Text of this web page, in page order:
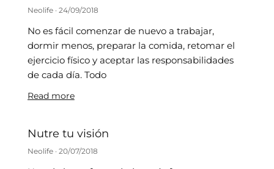
Neolife 24/09/2018
No es fácil comenzar de nuevo a trabajar,
dormir menos, preparar la comida, retomar el
ejercicio físico y aceptar las responsabilidades
de cada día. Todo
Read more
Nutre tu visión
Neolife 20/07/2018